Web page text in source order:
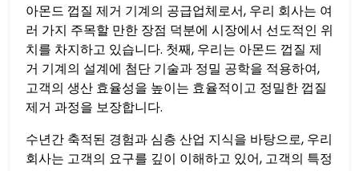
아몬드 껍질 제거 기계의 공급업체로서, 우리 회사는 여
러 가지 주목할 만한 장점 덕분에 시장에서 선도적인 위
치를 차지하고 있습니다. 첫째, 우리는 아몬드 껍질 제
거 기계의 설계에 첨단 기술과 정밀 공학을 적용하여,
고객의 생산 효율성을 높이는 효율적이고 정밀한 껍질
제거 과정을 보장합니다.
수년간 축적된 경험과 심층 산업 지식을 바탕으로, 우리
회사는 고객의 요구를 깊이 이해하고 있어, 고객의 특정